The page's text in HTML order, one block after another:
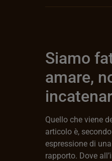
Siamo
amare,
Quello che viene
articolo è,
espressione di
rapporto. Dove